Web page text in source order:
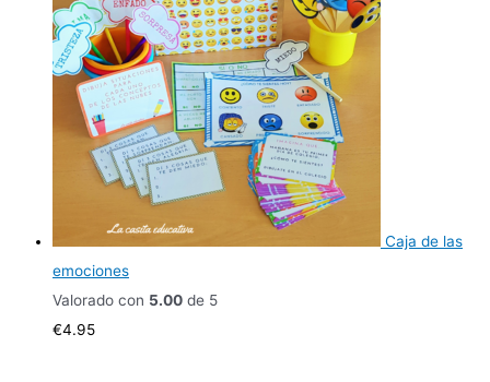
Caja de las
emociones
Valorado con 5.00 de 5
€4.95